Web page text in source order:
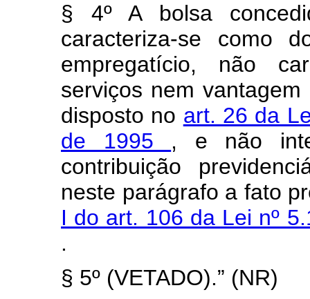
§ 4º A bolsa
caracteriza-se como
empregatício, não
serviços nem
disposto no art. 26 da
de 1995 , e não
contribuição
neste parágrafo a fato
I do art. 106 da Lei nº
.
§ 5º (VETADO).” (NR)